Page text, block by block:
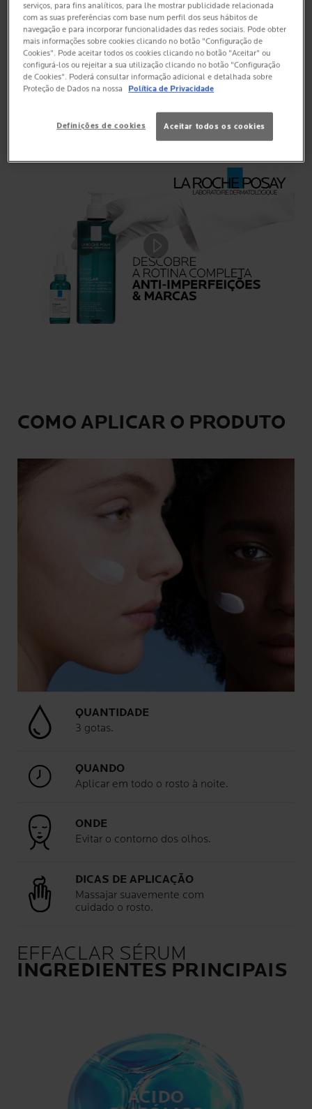
ANTI MARCAS
As marcas são disfarçadas e a pele fica mais uniforme e
luminosa.
EFFACLAR
SÉRUM ULTRA CONCENTRADO
Play video
COMO APLICAR O PRODUTO
QUANTIDADE
3 gotas.
QUANDO
Aplicar em todo o rosto à noite.
ONDE
Evitar o contorno dos olhos.
DICAS DE APLICAÇÃO
Massajar suavemente com
cuidado o rosto.
EFFACLAR SÉRUM
INGREDIENTES PRINCIPAIS
ÁCIDO
serviços, para fins analíticos, para lhe mostrar publicidade relacionada
com as suas preferências com base num perfil dos seus hábitos de
navegação e para incorporar funcionalidades das redes sociais. Pode obter
mais informações sobre cookies clicando no botão "Configuração de
Cookies". Pode aceitar todos os cookies clicando no botão "Aceitar" ou
configurá-los ou rejeitar a sua utilização clicando no botão "Configuração
de Cookies". Poderá consultar informação adicional e detalhada sobre
Proteção de Dados na nossa
Política de Privacidade
Definições de cookies Aceitar todos os cookies